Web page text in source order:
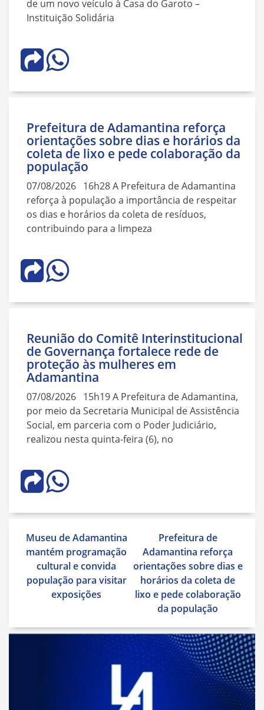
de um novo veículo à Casa do Garoto –
Instituição Solidária
Prefeitura de Adamantina reforça
orientações sobre dias e horários da
coleta de lixo e pede colaboração da
população
07/08/2026 16h28 A Prefeitura de Adamantina
reforça à população a importância de respeitar
os dias e horários da coleta de resíduos,
contribuindo para a limpeza
Reunião do Comitê Interinstitucional
de Governança fortalece rede de
proteção às mulheres em
Adamantina
07/08/2026 15h19 A Prefeitura de Adamantina,
por meio da Secretaria Municipal de Assistência
Social, em parceria com o Poder Judiciário,
realizou nesta quinta-feira (6), no
Navegação
de
Post
Museu de Adamantina
mantém programação
cultural e convida
população para visitar
exposições
Prefeitura de
Adamantina reforça
orientações sobre dias e
horários da coleta de
lixo e pede colaboração
da população